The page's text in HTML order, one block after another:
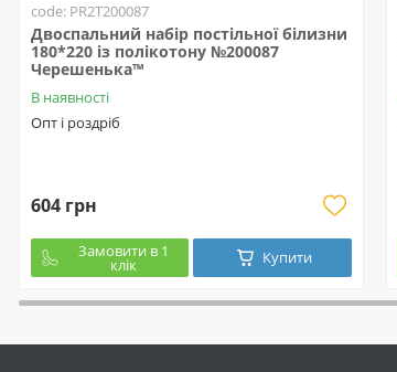
code: PR2T200087
Двоспальний набір постільної білизни
180*220 із полікотону №200087
Черешенька™
В наявності
Опт і роздріб
604 грн
Замовити в 1
клік Купити